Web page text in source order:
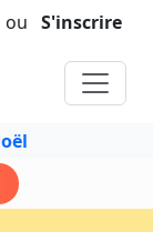
ou S'inscrire